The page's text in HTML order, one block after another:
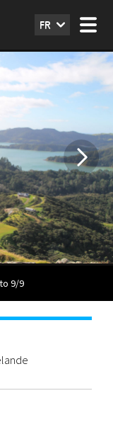
FR
9/9